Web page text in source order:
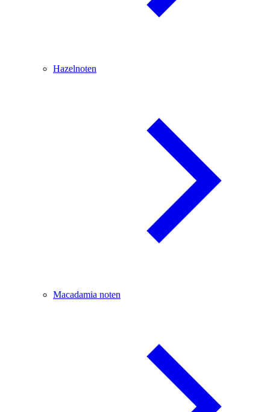
Hazelnoten
Macadamia noten